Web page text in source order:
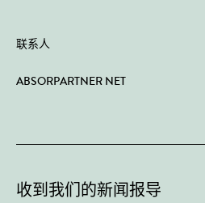
联系人
ABSORPARTNER NET
收到我们的新闻报导